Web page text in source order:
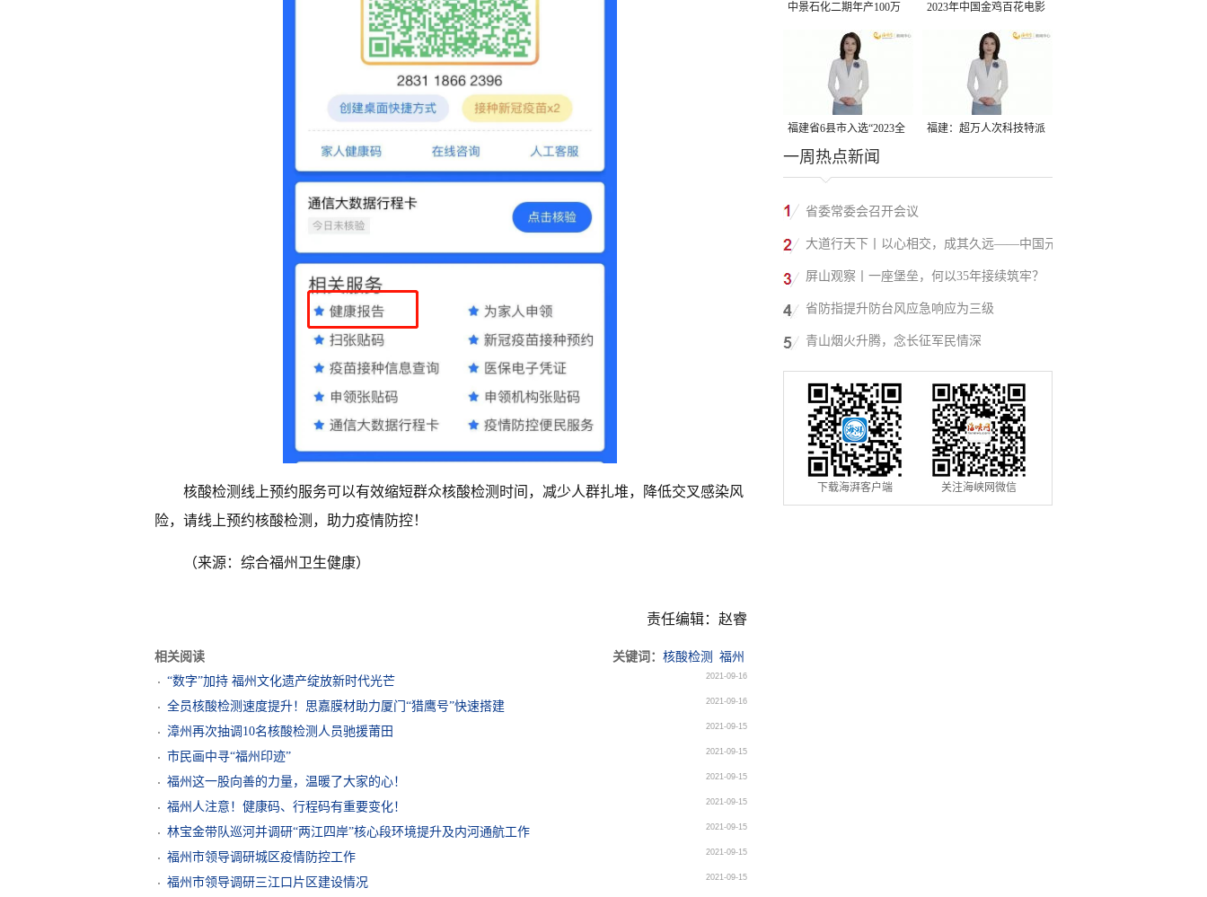
核酸检测线上预约服务可以有效缩短群众核酸检测时间，减少人群扎堆，降低交叉感染风
险，请线上预约核酸检测，助力疫情防控！
（来源：综合福州卫生健康）
责任编辑：赵睿
相关阅读 关键词： 核酸检测
福州
“数字”加持 福州文化遗产绽放新时代光芒
2021-09-16
全员核酸检测速度提升！思嘉膜材助力厦门“猎鹰号”快速搭建 2021-09-16
漳州再次抽调10名核酸检测人员驰援莆田 2021-09-15
市民画中寻“福州印迹” 2021-09-15
福州这一股向善的力量，温暖了大家的心！ 2021-09-15
福州人注意！健康码、行程码有重要变化！ 2021-09-15
林宝金带队巡河并调研“两江四岸”核心段环境提升及内河通航工作 2021-09-15
福州市领导调研城区疫情防控工作 2021-09-15
福州市领导调研三江口片区建设情况 2021-09-15
中景石化二期年产100万
吨丙烷脱氢项目建成中交
2023年中国金鸡百花电影
节有福电影巡展31日启动
福建省6县市入选“2023全
国县域发展潜力百强县”
福建：超万人次科技特派
一周热点新闻
省委常委会召开会议
大道行天下丨以心相交，成其久远——中国元
首外交的世界情怀与大国气派
屏山观察丨一座堡垒，何以35年接续筑牢？
省防指提升防台风应急响应为三级
青山烟火升腾，念长征军民情深
下载海湃客户端 关注海峡网微信